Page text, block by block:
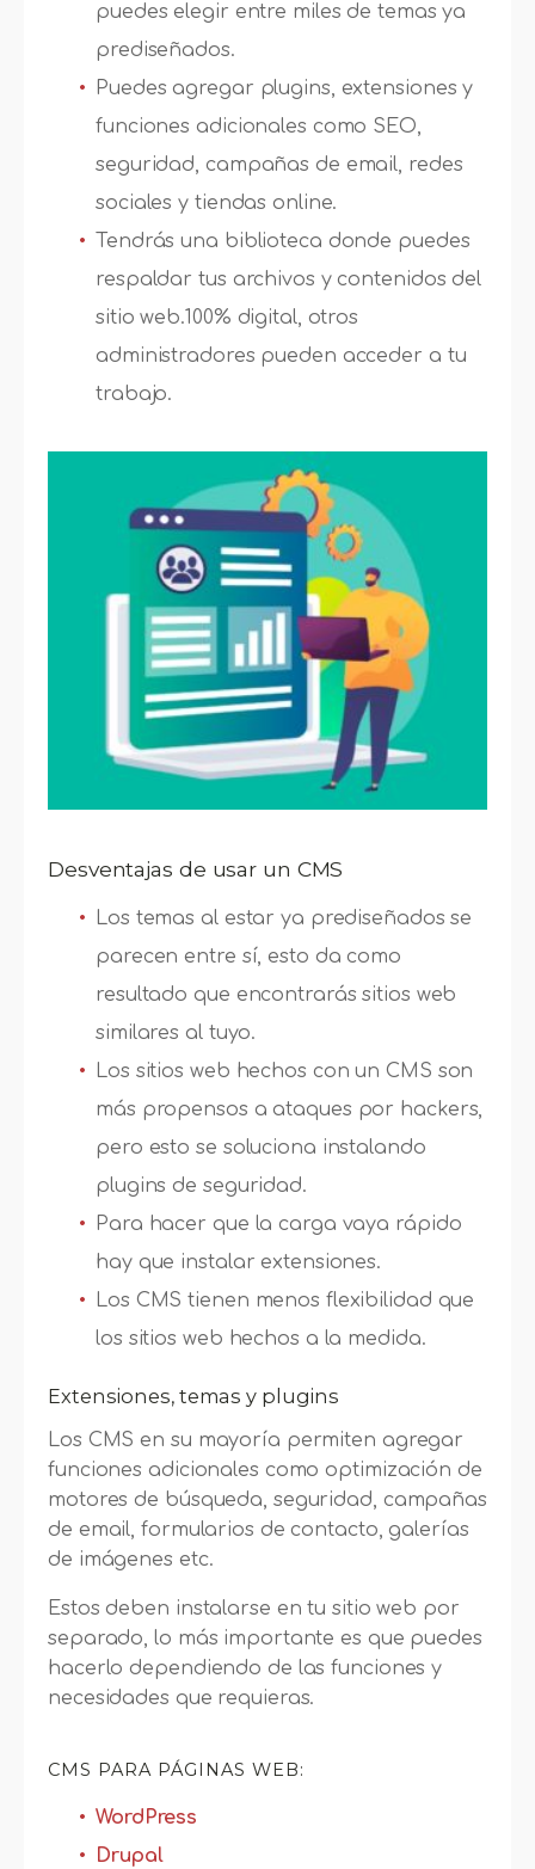
puedes elegir entre miles de temas ya
prediseñados.
Puedes agregar plugins, extensiones y
funciones adicionales como SEO,
seguridad, campañas de email, redes
sociales y tiendas online.
Tendrás una biblioteca donde puedes
respaldar tus archivos y contenidos del
sitio web.100% digital, otros
administradores pueden acceder a tu
trabajo.
Desventajas de usar un CMS
Los temas al estar ya prediseñados se
parecen entre sí, esto da como
resultado que encontrarás sitios web
similares al tuyo.
Los sitios web hechos con un CMS son
más propensos a ataques por hackers,
pero esto se soluciona instalando
plugins de seguridad.
Para hacer que la carga vaya rápido
hay que instalar extensiones.
Los CMS tienen menos flexibilidad que
los sitios web hechos a la medida.
Extensiones, temas y plugins
Los CMS en su mayoría permiten agregar
funciones adicionales como optimización de
motores de búsqueda, seguridad, campañas
de email, formularios de contacto, galerías
de imágenes etc.
Estos deben instalarse en tu sitio web por
separado, lo más importante es que puedes
hacerlo dependiendo de las funciones y
necesidades que requieras.
CMS PARA PÁGINAS WEB:
WordPress
Drupal